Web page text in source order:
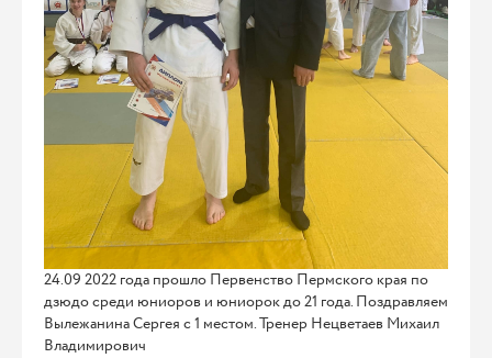
24.09 2022 года прошло Первенство Пермского края по
дзюдо среди юниоров и юниорок до 21 года. Поздравляем
Вылежанина Сергея с 1 местом. Тренер Нецветаев Михаил
Владимирович